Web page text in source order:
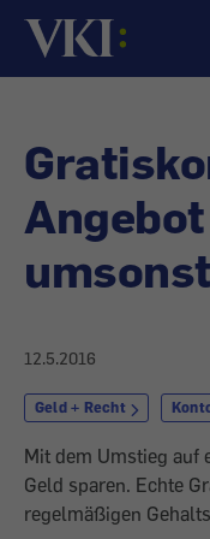
Startseite
umsonst
12.5.2016
Geld + Recht
Mit dem Umstieg auf
Geld sparen. Echte
regelmäßigen